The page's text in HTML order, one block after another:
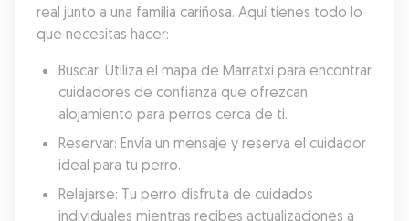
real junto a una familia cariñosa. Aquí tienes todo lo
que necesitas hacer:
Buscar: Utiliza el mapa de Marratxí para encontrar
cuidadores de confianza que ofrezcan
alojamiento para perros cerca de ti.
Reservar: Envía un mensaje y reserva el cuidador
ideal para tu perro.
Relajarse: Tu perro disfruta de cuidados
individuales mientras recibes actualizaciones a